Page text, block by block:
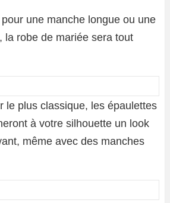
une manche longue ou une
la robe de mariée sera tout
le plus classique, les épaulettes
à votre silhouette un look
même avec des manches